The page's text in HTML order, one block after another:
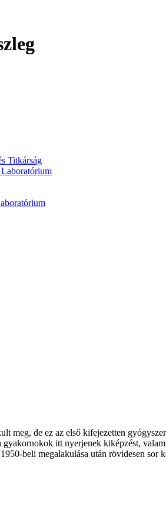
Titkárság
meg, de ez az első kifejezetten
itt nyerjenek kiképzést,
beli megalakulása után rövidesen